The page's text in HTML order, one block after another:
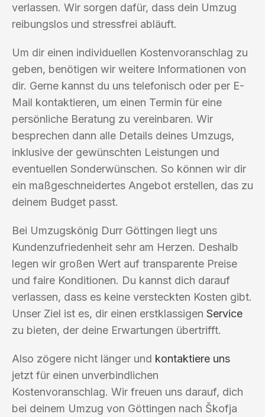
verlassen. Wir sorgen dafür, dass dein Umzug
reibungslos und stressfrei abläuft.
Um dir einen individuellen Kostenvoranschlag zu
geben, benötigen wir weitere Informationen von
dir. Gerne kannst du uns telefonisch oder per E-
Mail kontaktieren, um einen Termin für eine
persönliche Beratung zu vereinbaren. Wir
besprechen dann alle Details deines Umzugs,
inklusive der gewünschten Leistungen und
eventuellen Sonderwünschen. So können wir dir
ein maßgeschneidertes Angebot erstellen, das zu
deinem Budget passt.
Bei Umzugskönig Durr Göttingen liegt uns
Kundenzufriedenheit sehr am Herzen. Deshalb
legen wir großen Wert auf transparente Preise
und faire Konditionen. Du kannst dich darauf
verlassen, dass es keine versteckten Kosten gibt.
Unser Ziel ist es, dir einen erstklassigen Service
zu bieten, der deine Erwartungen übertrifft.
Also zögere nicht länger und kontaktiere uns
jetzt für einen unverbindlichen
Kostenvoranschlag. Wir freuen uns darauf, dich
bei deinem Umzug von Göttingen nach Škofja